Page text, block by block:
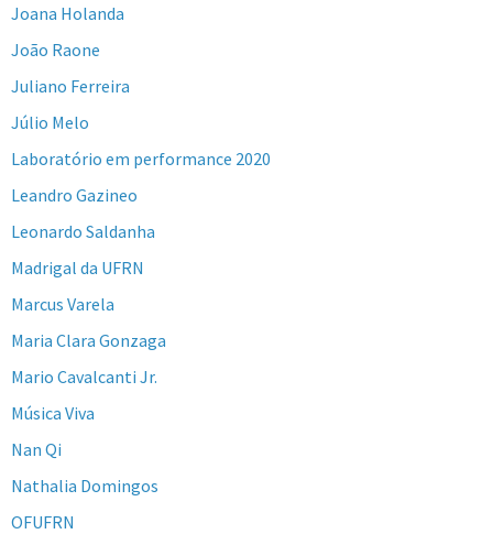
Joana Holanda
João Raone
Juliano Ferreira
Júlio Melo
Laboratório em performance 2020
Leandro Gazineo
Leonardo Saldanha
Madrigal da UFRN
Marcus Varela
Maria Clara Gonzaga
Mario Cavalcanti Jr.
Música Viva
Nan Qi
Nathalia Domingos
OFUFRN